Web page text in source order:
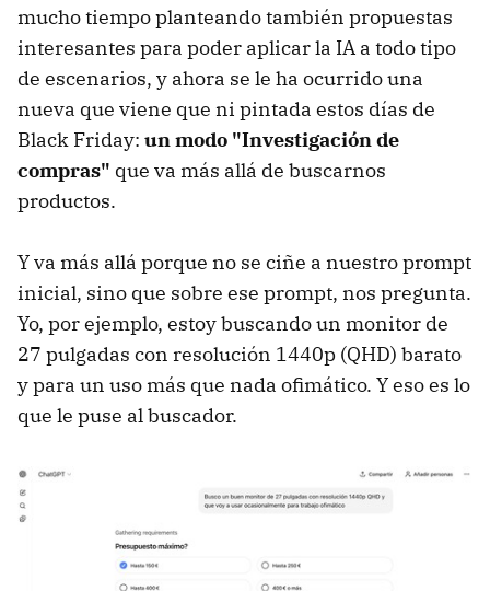
mucho tiempo planteando también propuestas
interesantes para poder aplicar la IA a todo tipo
de escenarios, y ahora se le ha ocurrido una
nueva que viene que ni pintada estos días de
Black Friday: un modo "Investigación de
compras" que va más allá de buscarnos
productos.
Y va más allá porque no se ciñe a nuestro prompt
inicial, sino que sobre ese prompt, nos pregunta.
Yo, por ejemplo, estoy buscando un monitor de
27 pulgadas con resolución 1440p (QHD) barato
y para un uso más que nada ofimático. Y eso es lo
que le puse al buscador.